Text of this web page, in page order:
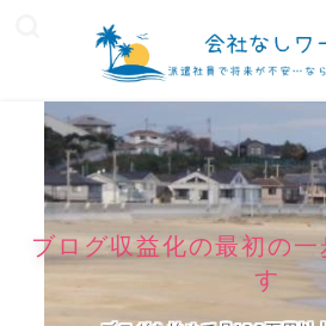
ブログ収益化の最初の一
す